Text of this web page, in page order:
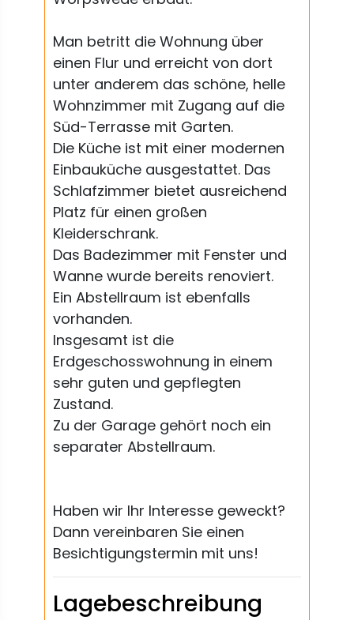
Man betritt die Wohnung über
einen Flur und erreicht von dort
unter anderem das schöne, helle
Wohnzimmer mit Zugang auf die
Süd-Terrasse mit Garten.
Die Küche ist mit einer modernen
Einbauküche ausgestattet. Das
Schlafzimmer bietet ausreichend
Platz für einen großen
Kleiderschrank.
Das Badezimmer mit Fenster und
Wanne wurde bereits renoviert.
Ein Abstellraum ist ebenfalls
vorhanden.
Insgesamt ist die
Erdgeschosswohnung in einem
sehr guten und gepflegten
Zustand.
Zu der Garage gehört noch ein
separater Abstellraum.
Haben wir Ihr Interesse geweckt?
Dann vereinbaren Sie einen
Besichtigungstermin mit uns!
Lagebeschreibung